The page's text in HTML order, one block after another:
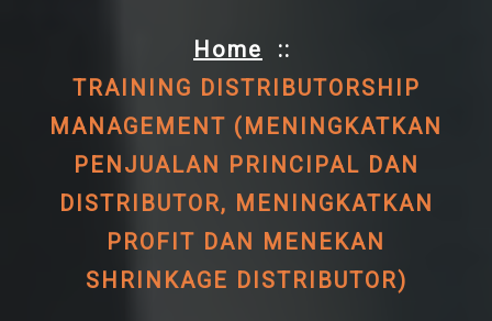
Home ::
TRAINING DISTRIBUTORSHIP
MANAGEMENT (MENINGKATKAN
PENJUALAN PRINCIPAL DAN
DISTRIBUTOR, MENINGKATKAN
PROFIT DAN MENEKAN
SHRINKAGE DISTRIBUTOR)